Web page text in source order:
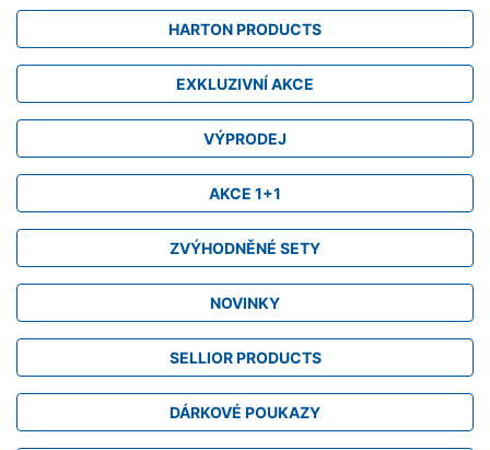
HARTON PRODUCTS
EXKLUZIVNÍ AKCE
VÝPRODEJ
AKCE 1+1
ZVÝHODNĚNÉ SETY
NOVINKY
SELLIOR PRODUCTS
DÁRKOVÉ POUKAZY